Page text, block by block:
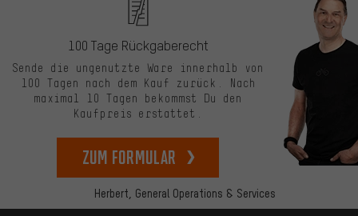
Herbert, General Operations & Services
100 Tage Rückgaberecht
Sende die ungenutzte Ware innerhalb von
100 Tagen nach dem Kauf zurück. Nach
maximal 10 Tagen bekommst Du den
Kaufpreis erstattet.
zum Formular